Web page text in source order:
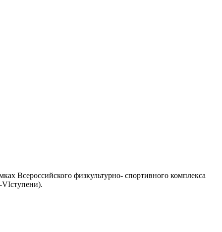
Всероссийского физкультурно- спортивного комплекса
VIступени).